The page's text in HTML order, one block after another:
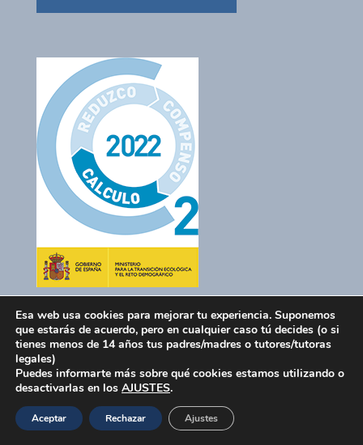
Esa web usa cookies para mejorar tu experiencia. Suponemos
que estarás de acuerdo, pero en cualquier caso tú decides (o si
tienes menos de 14 años tus padres/madres o tutores/tutoras
legales)
Puedes informarte más sobre qué cookies estamos utilizando o
desactivarlas en los AJUSTES.
Aceptar Rechazar Ajustes